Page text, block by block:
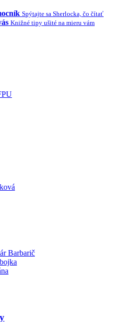
Spýtajte sa Sherlocka, čo čítať
Knižné tipy ušité na mieru vám
Barbarič